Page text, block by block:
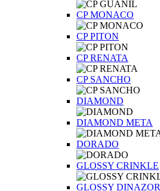
CP MONACO
CP PITON
CP RENATA
CP SANCHO
DIAMOND
DIAMOND META
DORADO
GLOSSY CRINKLE
GLOSSY DINAZOR